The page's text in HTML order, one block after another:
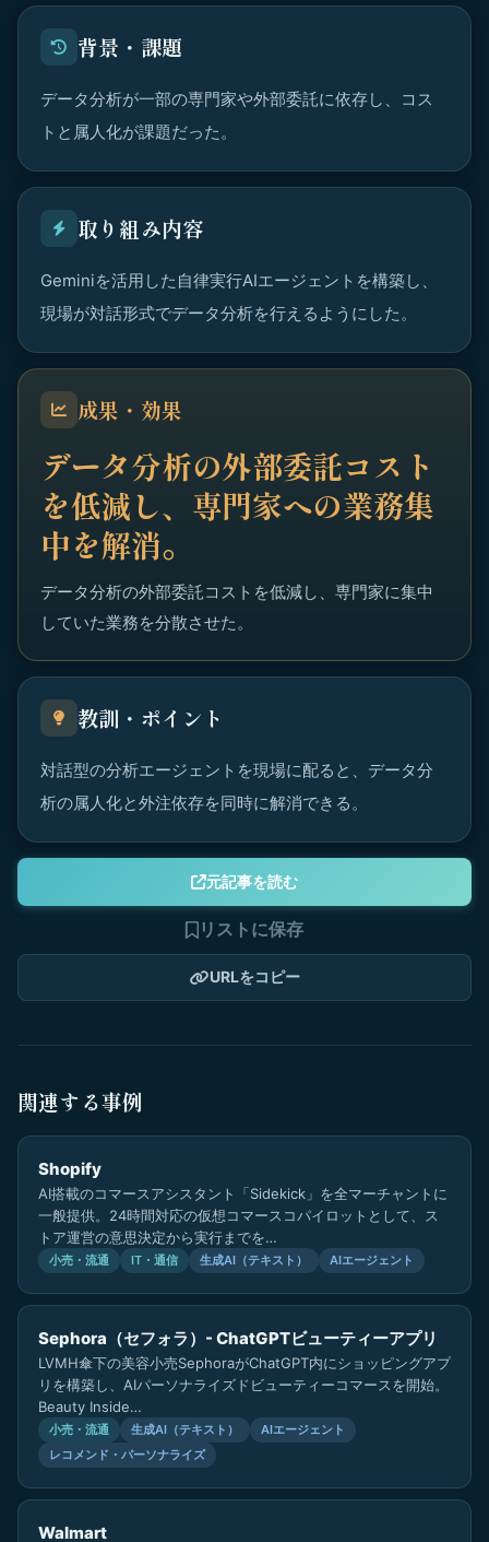
背景・課題
データ分析が一部の専門家や外部委託に依存し、コス
トと属人化が課題だった。
取り組み内容
Geminiを活用した自律実行AIエージェントを構築し、
現場が対話形式でデータ分析を行えるようにした。
成果・効果
データ分析の外部委託コスト
を低減し、専門家への業務集
中を解消。
データ分析の外部委託コストを低減し、専門家に集中
していた業務を分散させた。
教訓・ポイント
対話型の分析エージェントを現場に配ると、データ分
析の属人化と外注依存を同時に解消できる。
元記事を読む
リストに保存
URLをコピー
関連する事例
Shopify
AI搭載のコマースアシスタント「Sidekick」を全マーチャントに
一般提供。24時間対応の仮想コマースコパイロットとして、ス
トア運営の意思決定から実行までを…
小売・流通 IT・通信 生成AI（テキスト） AIエージェント
Sephora（セフォラ）- ChatGPTビューティーアプリ
LVMH傘下の美容小売SephoraがChatGPT内にショッピングアプ
リを構築し、AIパーソナライズドビューティーコマースを開始。
Beauty Inside…
小売・流通 生成AI（テキスト）
AIエージェント
レコメンド・パーソナライズ
Walmart